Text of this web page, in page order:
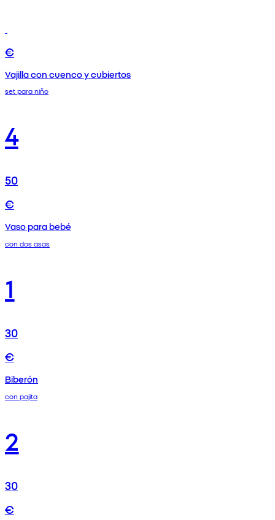
€
Vajilla con cuenco y cubiertos
set para niño
4
50
€
Vaso para bebé
con dos asas
1
30
€
Biberón
con pajita
2
30
€